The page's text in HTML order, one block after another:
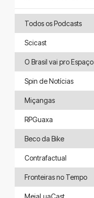
Todos os Podcasts
Scicast
O Brasil vai pro Espaço
Spin de Notícias
Miçangas
RPGuaxa
Beco da Bike
Contrafactual
Fronteiras no Tempo
MeiaLuaCast